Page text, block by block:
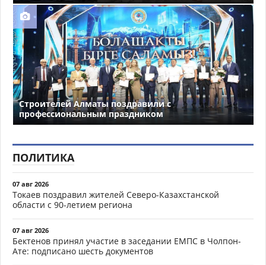
Строителей Алматы поздравили с
профессиональным праздником
ПОЛИТИКА
07 авг 2026
Токаев поздравил жителей Северо-Казахстанской
области с 90-летием региона
07 авг 2026
Бектенов принял участие в заседании ЕМПС в Чолпон-
Ате: подписано шесть документов